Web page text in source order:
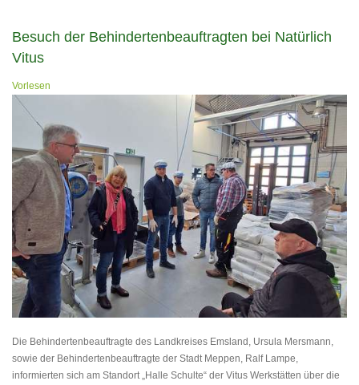
Besuch der Behindertenbeauftragten bei Natürlich
Vitus
Vorlesen
Die Behindertenbeauftragte des Landkreises Emsland, Ursula Mersmann,
sowie der Behindertenbeauftragte der Stadt Meppen, Ralf Lampe,
informierten sich am Standort „Halle Schulte“ der Vitus Werkstätten über die